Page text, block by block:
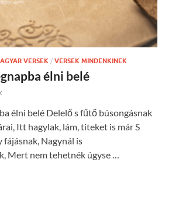
VERSEK / VERSEK MINDENKINEK
élni belé
élni belé Delelő s fűtő búsongásnak
Itt hagylak, lám, titeket is már S
fájásnak, Nagynál is
Mert nem tehetnék úgyse …